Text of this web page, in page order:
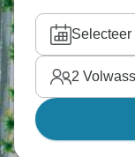
Selecteer
2